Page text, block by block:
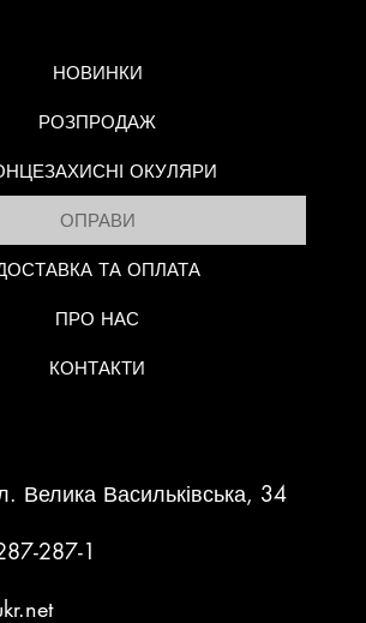
Велика Васильківська, 34
287-1
НОВИНКИ
РОЗПРОДАЖ
ОКУЛЯРИ
ОПРАВИ
ТА ОПЛАТА
ПРО НАС
КОНТАКТИ